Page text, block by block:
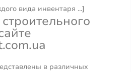
вида инвентаря ...]
в различных